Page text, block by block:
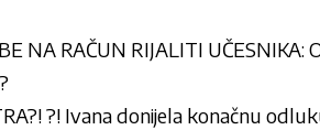
NA RAČUN RIJALITI UČESNIKA:
?! Ivana donijela konačnu